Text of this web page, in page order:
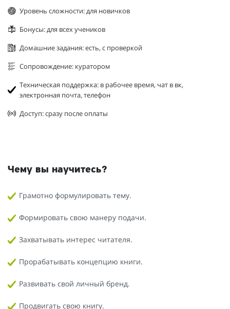
Уровень сложности: для новичков
Бонусы: для всех учеников
Домашние задания: есть, с проверкой
Сопровождение: куратором
Техническая поддержка: в рабочее время, чат в вк,
электронная почта, телефон
Доступ: сразу после оплаты
Чему вы научитесь?
Грамотно формулировать тему.
Формировать свою манеру подачи.
Захватывать интерес читателя.
Прорабатывать концепцию книги.
Развивать свой личный бренд.
Продвигать свою книгу.